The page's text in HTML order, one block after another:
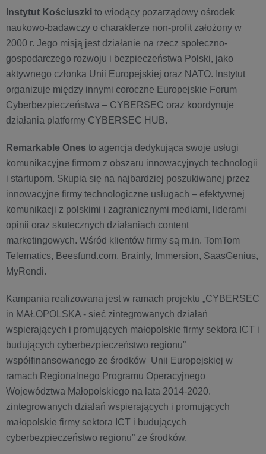
Instytut Kościuszki to wiodący pozarządowy ośrodek
naukowo-badawczy o charakterze non-profit założony w
2000 r. Jego misją jest działanie na rzecz społeczno-
gospodarczego rozwoju i bezpieczeństwa Polski, jako
aktywnego członka Unii Europejskiej oraz NATO. Instytut
organizuje między innymi coroczne Europejskie Forum
Cyberbezpieczeństwa – CYBERSEC oraz koordynuje
działania platformy CYBERSEC HUB.
Remarkable Ones to agencja dedykująca swoje usługi
komunikacyjne firmom z obszaru innowacyjnych technologii
i startupom. Skupia się na najbardziej poszukiwanej przez
innowacyjne firmy technologiczne usługach – efektywnej
komunikacji z polskimi i zagranicznymi mediami, liderami
opinii oraz skutecznych działaniach content
marketingowych. Wśród klientów firmy są m.in. TomTom
Telematics, Beesfund.com, Brainly, Immersion, SaasGenius,
MyRendi.
Kampania realizowana jest w ramach projektu „CYBERSEC
in MAŁOPOLSKA - sieć zintegrowanych działań
wspierających i promujących małopolskie firmy sektora ICT i
budujących cyberbezpieczeństwo regionu”
współfinansowanego ze środków Unii Europejskiej w
ramach Regionalnego Programu Operacyjnego
Województwa Małopolskiego na lata 2014-2020.
zintegrowanych działań wspierających i promujących
małopolskie firmy sektora ICT i budujących
cyberbezpieczeństwo regionu” ze środków.